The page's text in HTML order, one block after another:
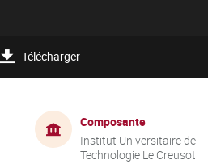
Télécharger
Composante
Institut Universitaire de
Technologie Le Creusot